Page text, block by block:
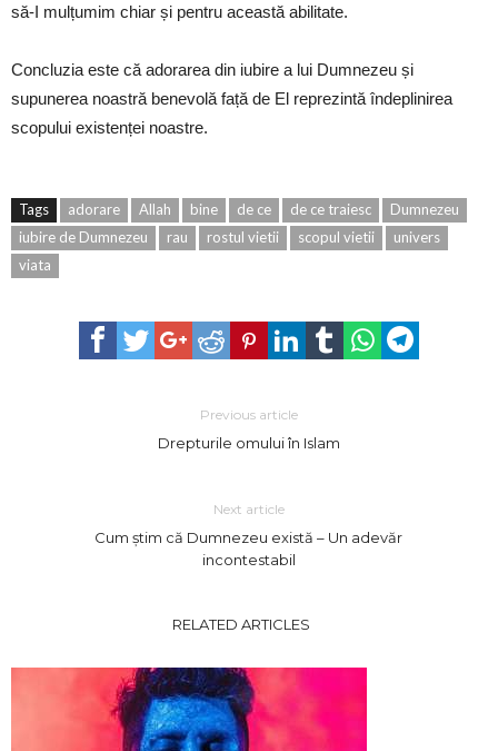
să-I mulțumim chiar și pentru această abilitate.
Concluzia este că adorarea din iubire a lui Dumnezeu și
supunerea noastră benevolă față de El reprezintă îndeplinirea
scopului existenței noastre.
Tags adorare Allah bine de ce de ce traiesc
Dumnezeu
iubire de Dumnezeu
rau rostul vietii scopul vietii
univers
viata
Previous article
Drepturile omului în Islam
Next article
Cum știm că Dumnezeu există – Un adevăr
incontestabil
RELATED ARTICLES